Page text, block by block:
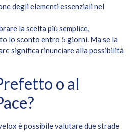
degli elementi essenziali nel
la scelta più semplice,
lo sconto entro 5 giorni. Ma se la
significa rinunciare alla possibilità
o al
è possibile valutare due strade